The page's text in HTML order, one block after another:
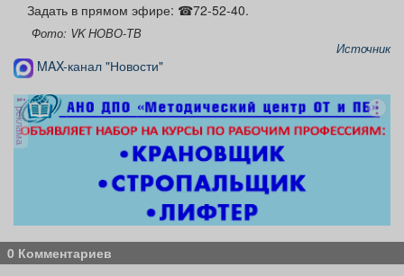
ТВ программа Я - пенсионер
Задать в прямом эфире: ☎72-52-40.
Фото: VK НОВО-ТВ
Источник
MAX-канал "Новости"
реклама
0 Комментариев